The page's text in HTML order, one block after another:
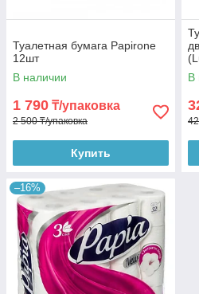
Туалетная бумага Papirone
12шт
В наличии
1 790 ₸/упаковка
2 500 ₸/упаковка
Купить
В
–16%